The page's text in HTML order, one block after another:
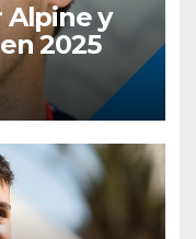
Alpine y
2025